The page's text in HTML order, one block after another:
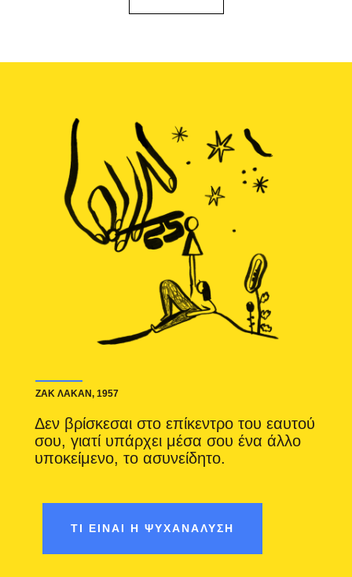
ΖΑΚ ΛΑΚΑΝ, 1957
Δεν βρίσκεσαι στο επίκεντρο του εαυτού
σου, γιατί υπάρχει μέσα σου ένα άλλο
υποκείμενο, το ασυνείδητο.
ΤΙ ΕΙΝΑΙ Η ΨΥΧΑΝΑΛΥΣΗ